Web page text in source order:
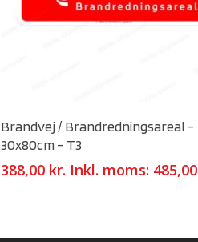
Brandvej / Brandredningsareal –
30x80cm – T3
388,00 kr. Inkl. moms: 485,00